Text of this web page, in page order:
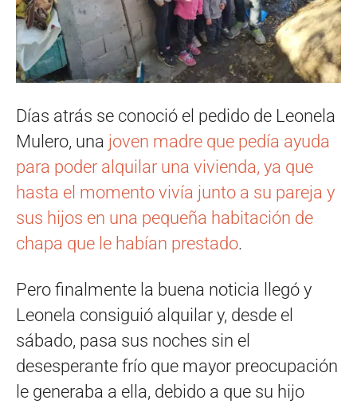
Días atrás se conoció el pedido de Leonela
Mulero, una joven madre que pedía ayuda
para poder alquilar una vivienda, ya que
hasta el momento vivía junto a su pareja y
sus hijos en una pequeña habitación de
chapa que le habían prestado.
Pero finalmente la buena noticia llegó y
Leonela consiguió alquilar y, desde el
sábado, pasa sus noches sin el
desesperante frío que mayor preocupación
le generaba a ella, debido a que su hijo